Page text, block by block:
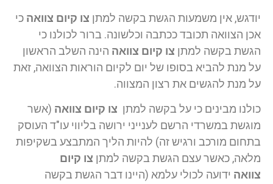
יודגש, אין משמעות הגשת בקשה למתן צו קיום צוואה כי
אכן הצוואה תכובד ככתבה וכלשונה. ברור לכולנו כי
הגשת בקשה למתן צו קיום צוואה הינה השלב הראשון
על מנת להביא בסופו של יום לקיום הוראות הצוואה, זאת
על מנת להגשים את רצון המצווה.
כולנו מבינים כי על בקשה למתן צו קיום צוואה (אשר
מוגשת במשרדי הרשם לענייני ירושה בליווי עו"ד העוסק
בתחום מורכב ורגיש זה) להיות הליך המתבצע בשקיפות
מלאה, כאשר עצם הגשת בקשה למתן צו קיום
צוואה ידועה לכולי עלמא (היינו דבר הגשת בקשה